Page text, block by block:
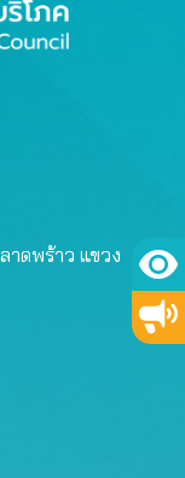
าดพร้าว แขวง